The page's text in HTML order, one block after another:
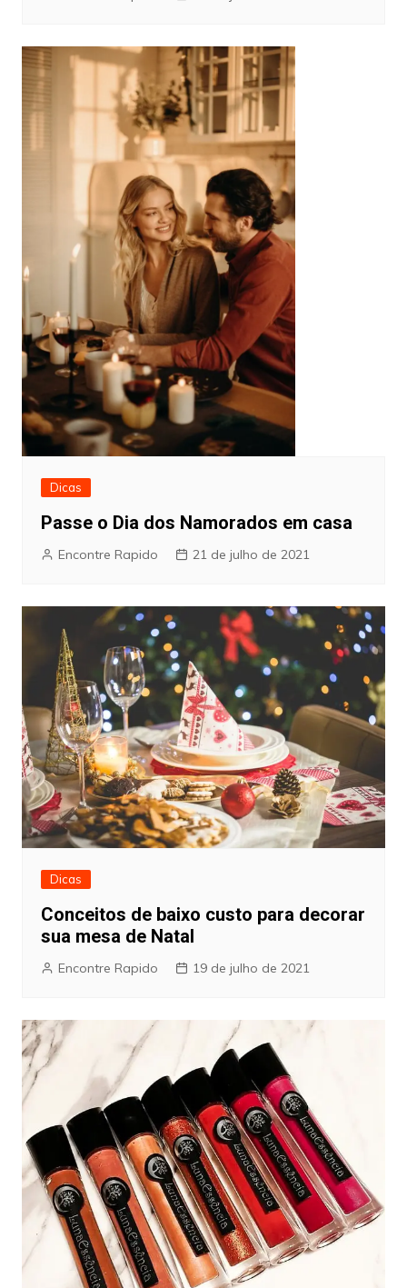
Dicas
Passe o Dia dos Namorados em casa
Encontre Rapido 21 de julho de 2021
Dicas
Conceitos de baixo custo para decorar
sua mesa de Natal
Encontre Rapido 19 de julho de 2021